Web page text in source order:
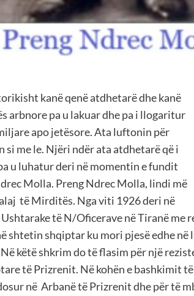
kanë qenë atdhetarë dhe kanë
arbnore pa u lakuar dhe pa i llogaritur
apo jetësore. Ata luftonin për
si me le. Njëri ndër ata atdhetarë që i
u luhatur deri në momentin e fundit
Molla. Preng Ndrec Molla, lindi më
të Mirditës. Nga viti 1926 deri në
të N/Oficerave në Tiranë me
shtetin shqiptar ku mori pjesë edhe
këtë shkrim do të flasim për një
të Prizrenit. Në kohën e bashkimit
në Arbanë të Prizrenit dhe për të